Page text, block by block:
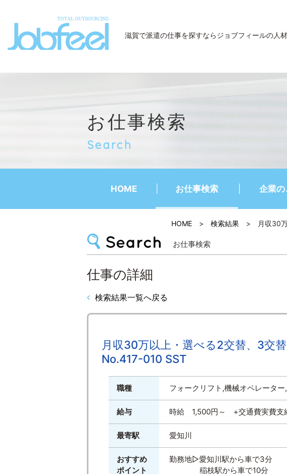
滋賀で派遣の仕事を探すならジョブフィールの人
お仕事検索
Search
HOME お仕事検索 企業
HOME > 検索結果 > 月収30
お仕事検索
仕事の詳細
検索結果一覧へ戻る
月収30万以上・選べる2交替、3交
No.417-010 SST
職種 フォークリフト,機械オペレータ
給与 時給 1,500円～ +交通費実費支
最寄駅 愛知川
おすすめ
ポイント
勤務地▷愛知川駅から車で3分
稲枝駅から車で10分